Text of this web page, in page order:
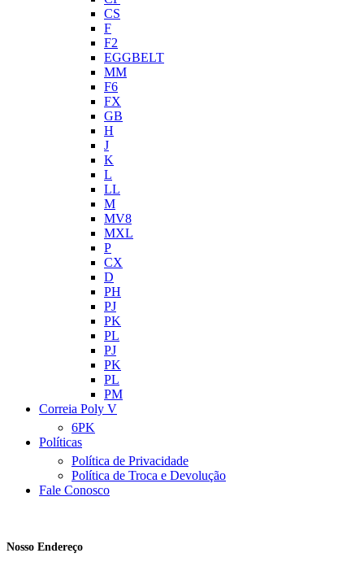
CS
F
F2
EGGBELT
MM
F6
FX
GB
H
J
K
L
LL
M
MV8
MXL
P
CX
D
PH
PJ
PK
PL
PJ
PK
PL
PM
Correia Poly V
6PK
Políticas
Política de Privacidade
Política de Troca e Devolução
Fale Conosco
Nosso Endereço